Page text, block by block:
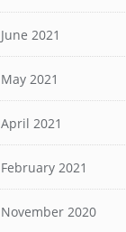
June 2021
May 2021
April 2021
February 2021
November 2020